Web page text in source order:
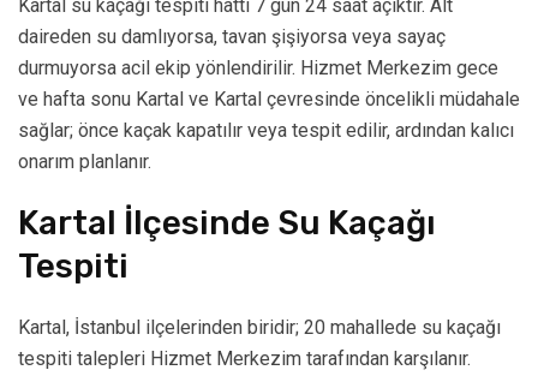
Kartal su kaçağı tespiti hattı 7 gün 24 saat açıktır. Alt
daireden su damlıyorsa, tavan şişiyorsa veya sayaç
durmuyorsa acil ekip yönlendirilir. Hizmet Merkezim gece
ve hafta sonu Kartal ve Kartal çevresinde öncelikli müdahale
sağlar; önce kaçak kapatılır veya tespit edilir, ardından kalıcı
onarım planlanır.
Kartal İlçesinde Su Kaçağı
Tespiti
Kartal, İstanbul ilçelerinden biridir; 20 mahallede su kaçağı
tespiti talepleri Hizmet Merkezim tarafından karşılanır.